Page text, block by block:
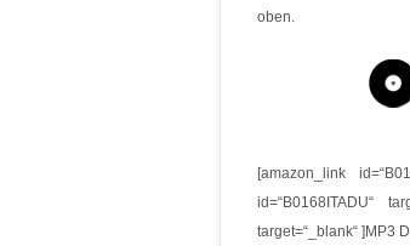
oben.
[amazon_link
id=“B0168ITADU“
target=“_blank“ ]MP3